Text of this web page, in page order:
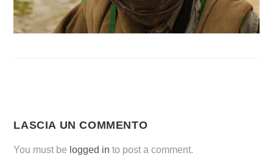
LASCIA UN COMMENTO
You must be logged in to post a comment.